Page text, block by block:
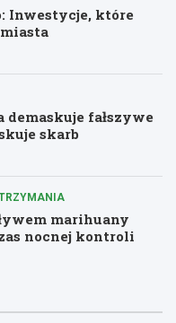
Inwestycje, które
demaskuje fałszywe
skarb
marihuany
nocnej kontroli